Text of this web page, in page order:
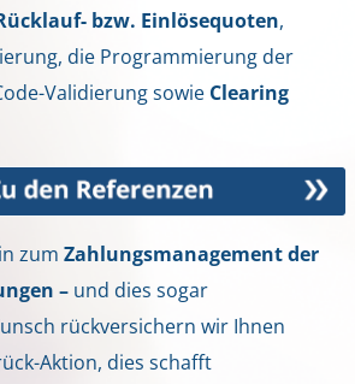
bzw. Einlösequoten,
die Programmierung der
Validierung sowie Clearing
zum Zahlungsmanagement der
– und dies sogar
rückversichern wir Ihnen
Aktion, dies schafft